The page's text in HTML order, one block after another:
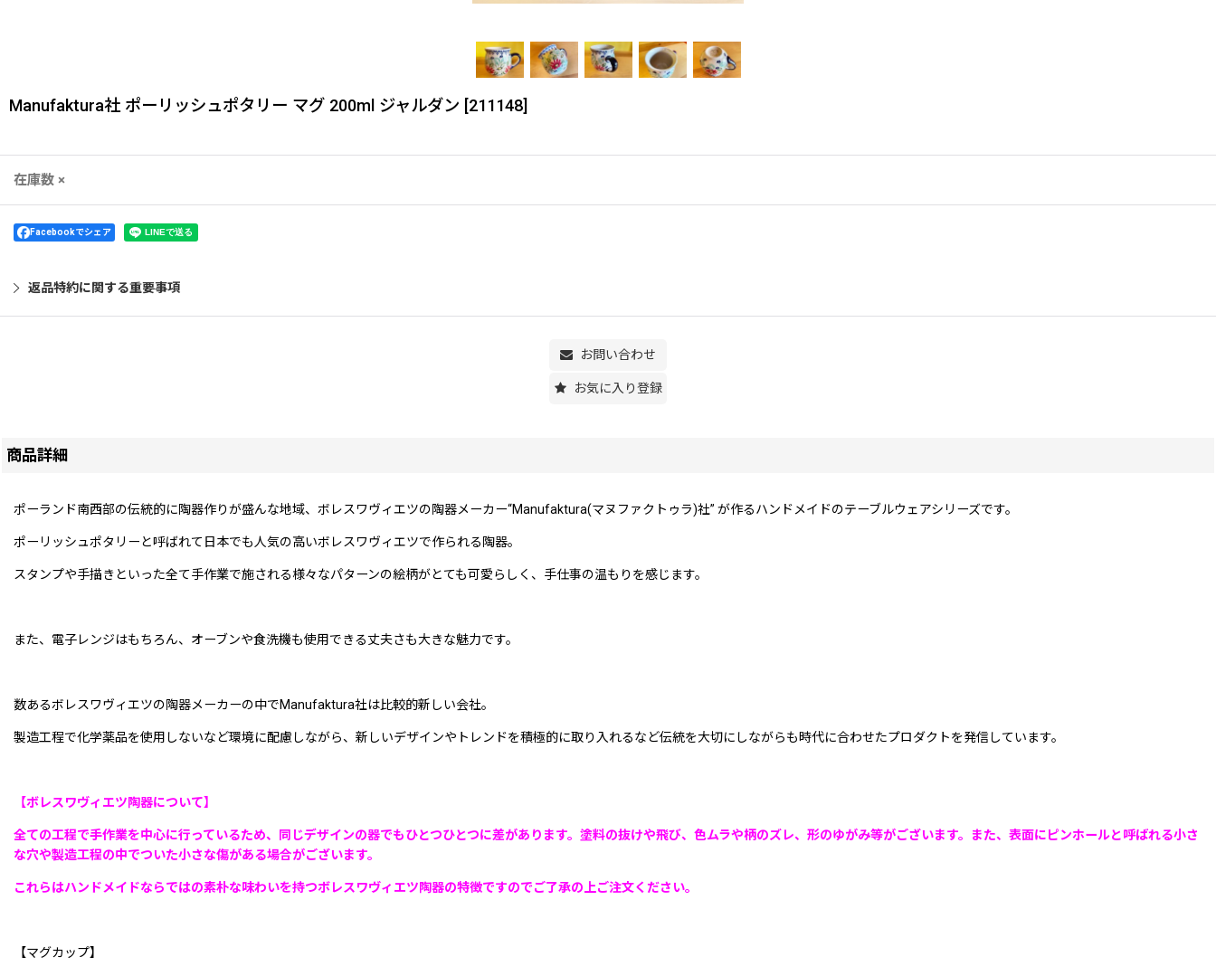
Manufaktura社 ポーリッシュポタリー マグ 200ml ジャルダン [211148]
在庫数 ×
Facebookでシェア
返品特約に関する重要事項
お問い合わせ
お気に入り登録
商品詳細
ポーランド南西部の伝統的に陶器作りが盛んな地域、ボレスワヴィエツの陶器メーカー“Manufaktura(マヌファクトゥラ)社” が作るハンドメイドのテーブルウェアシリーズです。
ポーリッシュポタリーと呼ばれて日本でも人気の高いボレスワヴィエツで作られる陶器。
スタンプや手描きといった全て手作業で施される様々なパターンの絵柄がとても可愛らしく、手仕事の温もりを感じます。
また、電子レンジはもちろん、オーブンや食洗機も使用できる丈夫さも大きな魅力です。
数あるボレスワヴィエツの陶器メーカーの中でManufaktura社は比較的新しい会社。
製造工程で化学薬品を使用しないなど環境に配慮しながら、新しいデザインやトレンドを積極的に取り入れるなど伝統を大切にしながらも時代に合わせたプロダクトを発信しています。
【ボレスワヴィエツ陶器について】
全ての工程で手作業を中心に行っているため、同じデザインの器でもひとつひとつに差があります。塗料の抜けや飛び、色ムラや柄のズレ、形のゆがみ等がございます。また、表面にピンホールと呼ばれる小さ
な穴や製造工程の中でついた小さな傷がある場合がございます。
これらはハンドメイドならではの素朴な味わいを持つボレスワヴィエツ陶器の特徴ですのでご了承の上ご注文ください。
【マグカップ】